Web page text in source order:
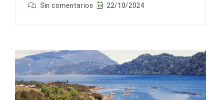
Sin comentarios 22/10/2024